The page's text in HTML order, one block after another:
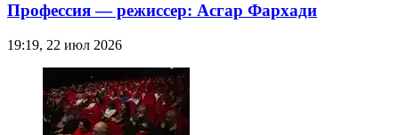
Профессия — режиссер: Асгар Фархади
19:19, 22 июл 2026